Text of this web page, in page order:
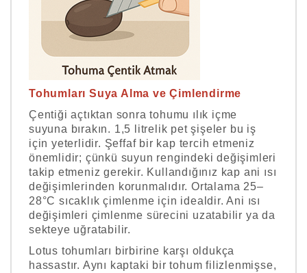
Tohumları Suya Alma ve Çimlendirme
Çentiği açtıktan sonra tohumu ılık içme
suyuna bırakın. 1,5 litrelik pet şişeler bu iş
için yeterlidir. Şeffaf bir kap tercih etmeniz
önemlidir; çünkü suyun rengindeki değişimleri
takip etmeniz gerekir. Kullandığınız kap ani ısı
değişimlerinden korunmalıdır. Ortalama 25–
28°C sıcaklık çimlenme için idealdir. Ani ısı
değişimleri çimlenme sürecini uzatabilir ya da
sekteye uğratabilir.
Lotus tohumları birbirine karşı oldukça
hassastır. Aynı kaptaki bir tohum filizlenmişse,